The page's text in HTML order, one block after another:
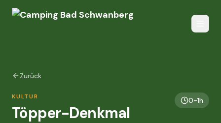
Zurück
KULTUR
Töpper-Denkmal
0-1h